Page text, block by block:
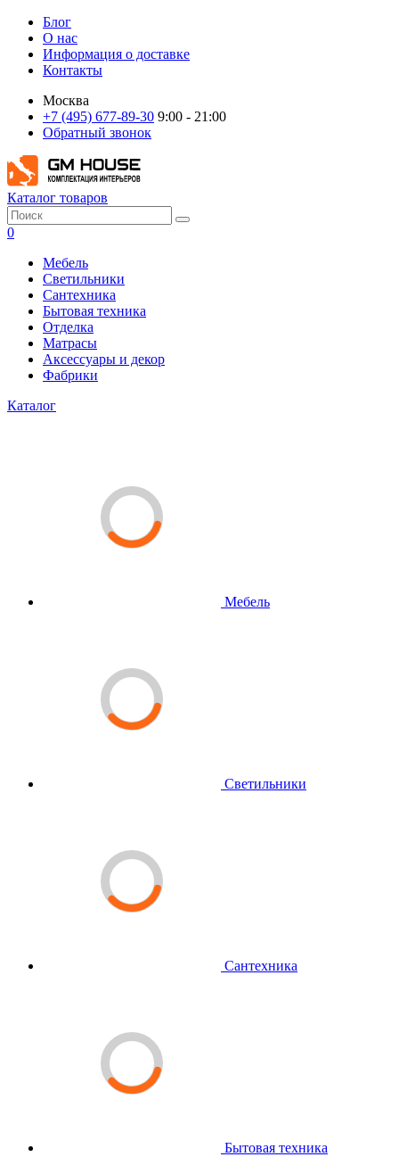
Блог
О нас
Информация о доставке
Контакты
Москва
+7 (495) 677-89-30 9:00 - 21:00
Обратный звонок
Каталог товаров
0
Мебель
Светильники
Сантехника
Бытовая техника
Отделка
Матрасы
Аксессуары и декор
Фабрики
Каталог
Мебель
Светильники
Сантехника
Бытовая техника